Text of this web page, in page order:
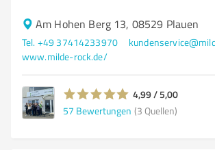
Am Hohen Berg 13, 08529 Plauen
Tel. +49 37414233970
www.milde-rock.de/
4,99 / 5,00
57 Bewertungen (3 Quellen)